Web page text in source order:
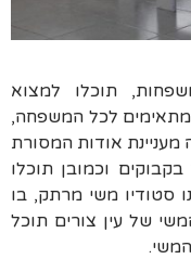
תוכלו למצוא
לכל המשפחה,
אודות המסורת
וכמובן תוכלו
סטודיו משי מרתק, בו
של עין צורים תוכל